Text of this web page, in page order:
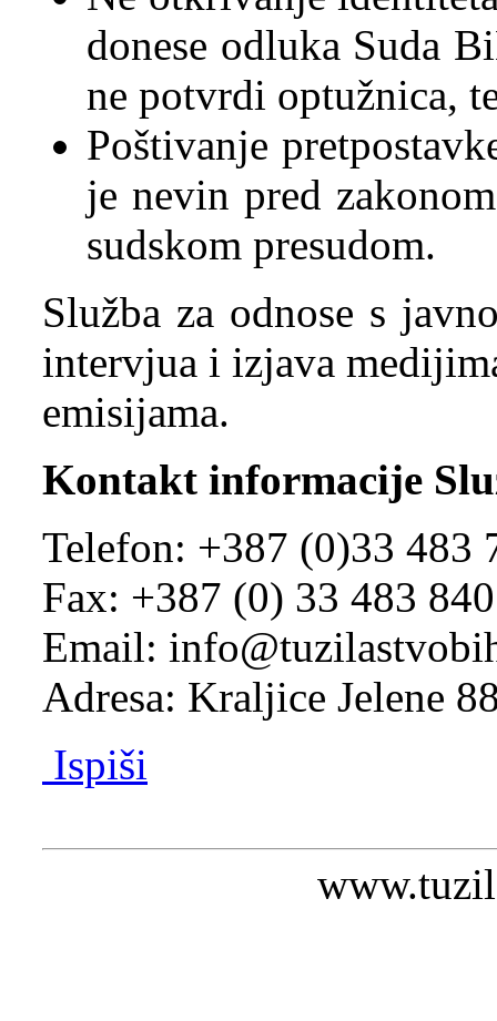
donese odluka Suda
ne potvrdi optužnica,
Poštivanje
je nevin pred
sudskom presudom.
Služba za odnose s
intervjua i izjava
emisijama.
Kontakt informacije
Telefon: +387 (0)33 483
Fax: +387 (0) 33 483 840
Email:
Adresa: Kraljice Jelene
Ispiši